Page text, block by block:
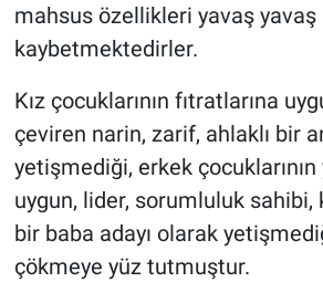
mahsus özellikleri yavaş yavaş
kaybetmektedirler.
Kız çocuklarının fıtratlarına
çeviren narin, zarif, ahlaklı bir
yetişmediği, erkek çocuklarının
uygun, lider, sorumluluk sahibi,
bir baba adayı olarak
çökmeye yüz tutmuştur.